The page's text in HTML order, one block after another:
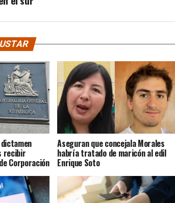
recibir
Corporación
Aseguran que concejala Morales
habría tratado de maricón al edil
Enrique Soto